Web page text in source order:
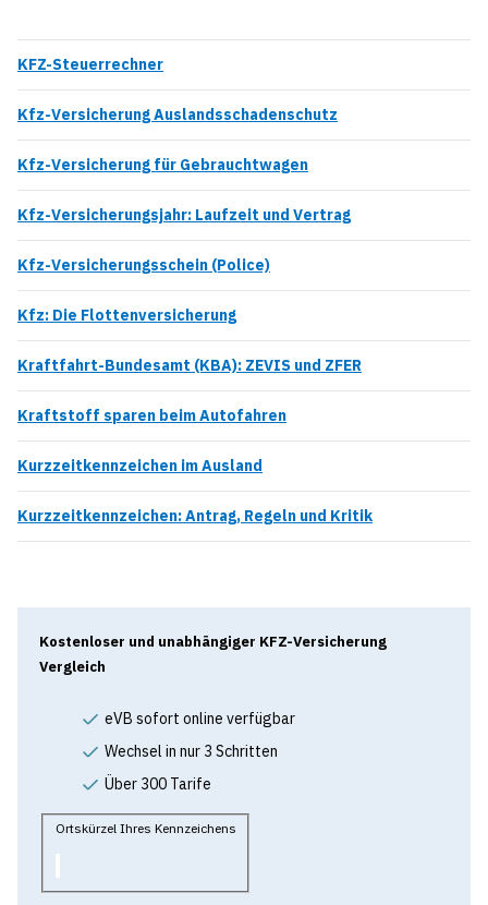
KFZ-Steuerrechner
Kfz-Versicherung Auslandsschadenschutz
Kfz-Versicherung für Gebrauchtwagen
Kfz-Versicherungsjahr: Laufzeit und Vertrag
Kfz-Versicherungsschein (Police)
Kfz: Die Flottenversicherung
Kraftfahrt-Bundesamt (KBA): ZEVIS und ZFER
Kraftstoff sparen beim Autofahren
Kurzzeitkennzeichen im Ausland
Kurzzeitkennzeichen: Antrag, Regeln und Kritik
Kostenloser und unabhängiger KFZ-Versicherung
Vergleich
eVB sofort online verfügbar
Wechsel in nur 3 Schritten
Über 300 Tarife
Ortskürzel Ihres Kennzeichens